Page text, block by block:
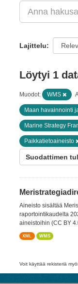
Lajittelu
Löytyi 1
Muodot: WMS
Maan havainnointi
Marine Strategy
Paikkatietoaineisto
Suodattimen
Aineisto sisältää
raportointikaudelta
aineistoihin (CC BY
XML WMS
Voit käyttää rekisteriä